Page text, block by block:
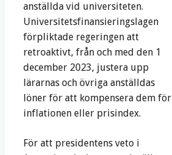
anställda vid universiteten.
Universitetsfinansieringslagen
förpliktade regeringen att
retroaktivt, från och med den 1
december 2023, justera upp
lärarnas och övriga anställdas
löner för att kompensera dem för
inflationen eller prisindex.
För att presidentens veto i